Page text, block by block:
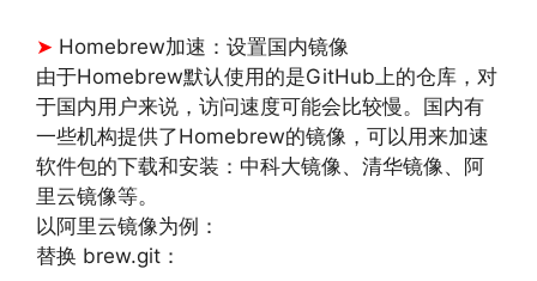
➤ Homebrew加速：设置国内镜像
由于Homebrew默认使用的是GitHub上的仓库，对
于国内用户来说，访问速度可能会比较慢。国内有
一些机构提供了Homebrew的镜像，可以用来加速
软件包的下载和安装：中科大镜像、清华镜像、阿
里云镜像等。
以阿里云镜像为例：
替换 brew.git：